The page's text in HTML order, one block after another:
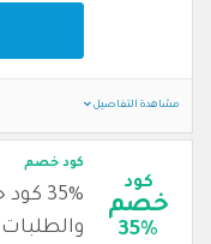
مشاهدة التفاصيل
كود
خصم
35%
كود خصم
35%
والطلبات